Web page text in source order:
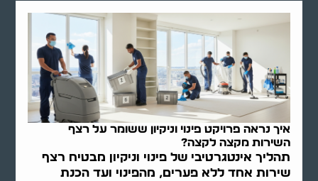
איך נראה פרויקט פינוי וניקיון ששומר על רצף
השירות מקצה לקצה?
תהליך אינטגרטיבי של פינוי וניקיון מבטיח רצף
שירות אחד ללא פערים, מהפינוי ועד הכנת